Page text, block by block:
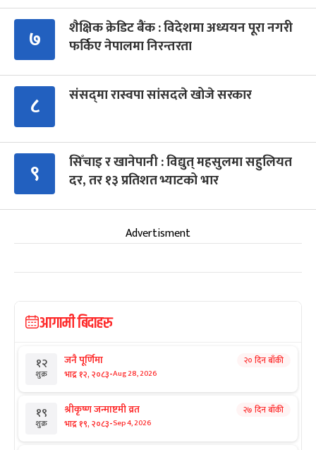
७
शैक्षिक क्रेडिट बैंक : विदेशमा अध्ययन पूरा नगरी
फर्किए नेपालमा निरन्तरता
८ संसद्‍मा रास्वपा सांसदले खोजे सरकार
९
सिँचाइ र खानेपानी : विद्युत् महसुलमा सहुलियत
दर, तर १३ प्रतिशत भ्याटको भार
Advertisment
आगामी बिदाहरु
१२
शुक्र
जनै पूर्णिमा
भाद्र १२, २०८३-Aug 28, 2026
२० दिन बाँकी
१९
शुक्र
श्रीकृष्ण जन्माष्टमी व्रत
भाद्र १९, २०८३-Sep 4, 2026
२७ दिन बाँकी